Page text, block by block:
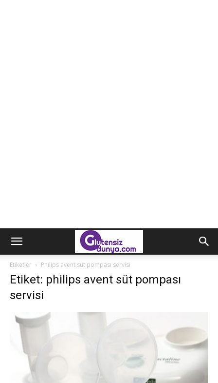
Etiketler Philips avent süt pompası servisi
Etiket: philips avent süt pompası
servisi